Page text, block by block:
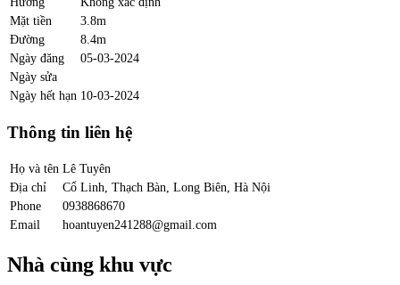
Mặt tiền
3.8m
Đường
8.4m
Ngày đăng
05-03-2024
Ngày sửa
Ngày hết hạn 10-03-2024
Thông tin liên hệ
Họ và tên Lê Tuyên
Địa chỉ
Cổ Linh, Thạch Bàn, Long Biên, Hà Nội
Phone
0938868670
Email
hoantuyen241288@gmail.com
Nhà cùng khu vực